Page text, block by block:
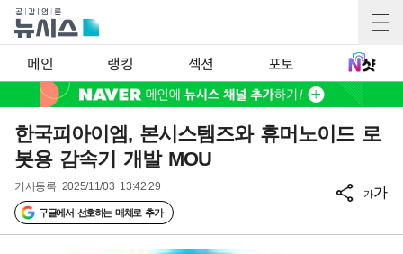
메인 랭킹 섹션 포토
한국피아이엠, 본시스템즈와 휴머노이드 로
봇용 감속기 개발 MOU
기사등록 2025/11/03 13:42:29
구글에서 선호하는 매체로 추가
가가